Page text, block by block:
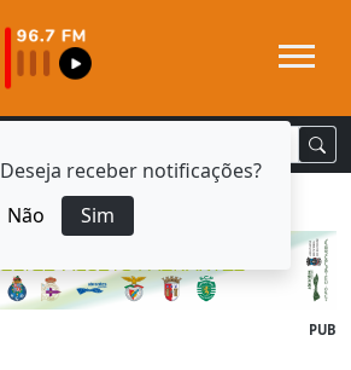
Deseja receber notificações?
Não
Sim
PUB